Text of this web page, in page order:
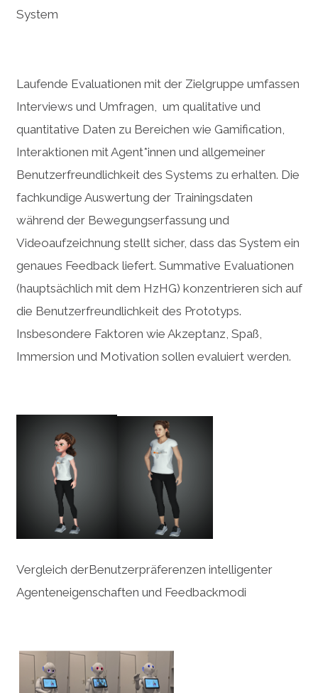
System
Laufende Evaluationen mit der Zielgruppe umfassen
Interviews und Umfragen, um qualitative und
quantitative Daten zu Bereichen wie Gamification,
Interaktionen mit Agent*innen und allgemeiner
Benutzerfreundlichkeit des Systems zu erhalten. Die
fachkundige Auswertung der Trainingsdaten
während der Bewegungserfassung und
Videoaufzeichnung stellt sicher, dass das System ein
genaues Feedback liefert. Summative Evaluationen
(hauptsächlich mit dem HzHG) konzentrieren sich auf
die Benutzerfreundlichkeit des Prototyps.
Insbesondere Faktoren wie Akzeptanz, Spaß,
Immersion und Motivation sollen evaluiert werden.
Vergleich derBenutzerpräferenzen intelligenter
Agenteneigenschaften und Feedbackmodi